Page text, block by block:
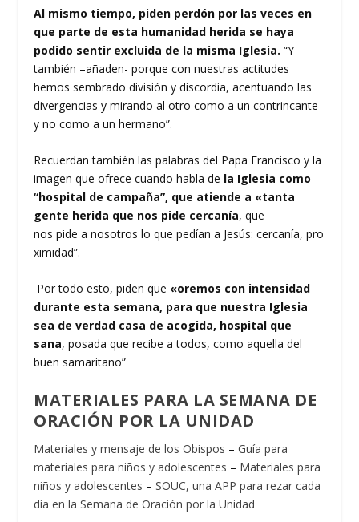
Al mismo tiempo, piden perdón por las veces en
que parte de esta humanidad herida se haya
podido sentir excluida de la misma Iglesia. “Y
también –añaden- porque con nuestras actitudes
hemos sembrado división y discordia, acentuando las
divergencias y mirando al otro como a un contrincante
y no como a un hermano”.
Recuerdan también las palabras del Papa Francisco y la
imagen que ofrece cuando habla de la Iglesia como
“hospital de campaña”, que atiende a «tanta
gente herida que nos pide cercanía, que
nos pide a nosotros lo que pedían a Jesús: cercanía, pro
ximidad”.
Por todo esto, piden que «oremos con intensidad
durante esta semana, para que nuestra Iglesia
sea de verdad casa de acogida, hospital que
sana, posada que recibe a todos, como aquella del
buen samaritano”
MATERIALES PARA LA SEMANA DE
ORACIÓN POR LA UNIDAD
Materiales y mensaje de los Obispos –Guía para
materiales para niños y adolescentes – Materiales para
niños y adolescentes –SOUC, una APP para rezar cada
día en la Semana de Oración por la Unidad